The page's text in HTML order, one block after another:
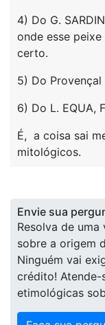
4) Do G.
onde esse
certo.
5) Do Provençal
6) Do L. EQUA,
É, a coisa sai
mitológicos.
Envie sua
Resolva de
sobre a origem
Ninguém vai
crédito! Atende-
etimológicas